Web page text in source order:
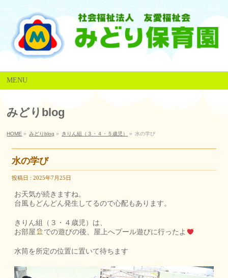
MENU
みどりblog
HOME » みどりblog » きりん組（３・４・５歳児） » 水の学び
水の学び
投稿日 : 2025年7月25日
お天気が続きますね。
台風もどんどん発生してるので心配もあります。
きりん組（３・４歳児）は、
お部屋
での遊びの後、屋上へプール遊びに行ったよ
水筒を所定の位置に置いて待ちます